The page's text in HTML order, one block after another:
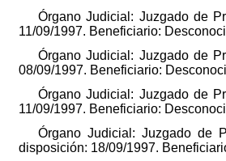
Órgano Judicial: Juzgado de
11/09/1997. Beneficiario:
Órgano Judicial: Juzgado de
08/09/1997. Beneficiario:
Órgano Judicial: Juzgado de
11/09/1997. Beneficiario:
Órgano Judicial: Juzgado de
disposición: 18/09/1997.